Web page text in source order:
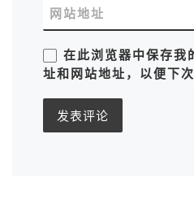
网站地址
在此浏览器中保存我
址和网站地址，以便下